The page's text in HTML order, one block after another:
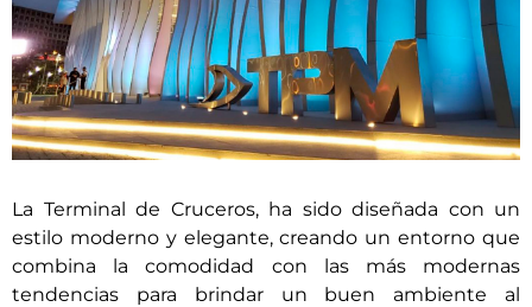
La Terminal de Cruceros, ha sido diseñada con un
estilo moderno y elegante, creando un entorno que
combina la comodidad con las más modernas
tendencias para brindar un buen ambiente al